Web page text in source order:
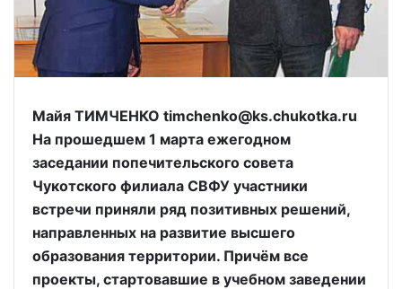
Майя ТИМЧЕНКО timchenko@ks.chukotka.ru
На прошедшем 1 марта ежегодном
заседании попечительского совета
Чукотского филиала СВФУ участники
встречи приняли ряд позитивных решений,
направленных на развитие высшего
образования территории. Причём все
проекты, стартовавшие в учебном заведении